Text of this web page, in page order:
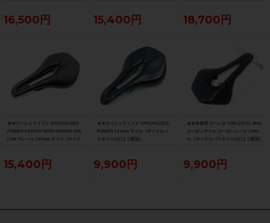
16,500円 15,400円 18,700円
★★スペシャライズド SPECIALIZED
POWER EXPERT WITH MIRROR HOL
LOW Tiレール 143mm サドル（サイク
15,400円
★★スペシャライズド SPECIALIZED
POWER 143mm サドル（サイクルパ
ラダイス山口より配送)
9,900円
★★未使用 ヨーレオ YOELEO CL MAX
カーボンサドル カーボンレール 140m
m （サイクルパラダイス山口より配送)
9,900円